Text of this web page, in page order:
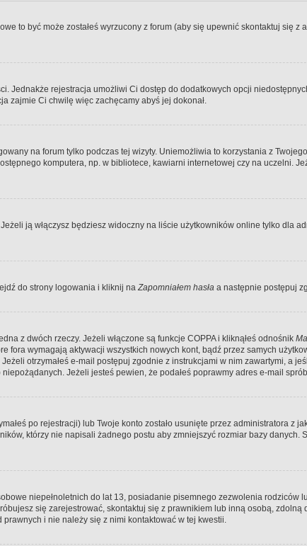
to być może zostałeś wyrzucony z forum (aby się upewnić skontaktuj się z
Jednakże rejestracja umożliwi Ci dostęp do dodatkowych opcji
zajmie Ci chwilę więc zachęcamy abyś jej dokonał.
na forum tylko podczas tej wizyty. Uniemożliwia to korzystania z
komputera, np. w bibliotece, kawiarni internetowej czy na uczelni.
ją włączysz będziesz widoczny na liście użytkowników online tylko dla
do strony logowania i kliknij naZapomniałem hasła a następnie postępuj
z dwóch rzeczy. Jeżeli włączone są funkcje COPPA i kliknąłeś odnośnik
wymagają aktywacji wszystkich nowych kont, bądź przez samych
otrzymałeś e-mail postępuj zgodnie z instrukcjami w nim zawartymi, a
Jeżeli jesteś pewien, że podałeś poprawmy adres e-mail
po rejestracji) lub Twoje konto zostało usunięte przez administratora z
którzy nie napisali żadnego postu aby zmniejszyć rozmiar bazy danych.
niepełnoletnich do lat 13, posiadanie pisemnego zezwolenia rodziców
się zarejestrować, skontaktuj się z prawnikiem lub inną osobą, zdolną
i nie należy się z nimi kontaktować w tej kwestii.